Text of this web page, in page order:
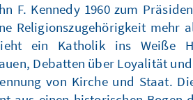
F. Kennedy 1960 zum
Religionszugehörigkeit mehr
ein Katholik ins Weiße
Debatten über Loyalität
von Kirche und Staat.